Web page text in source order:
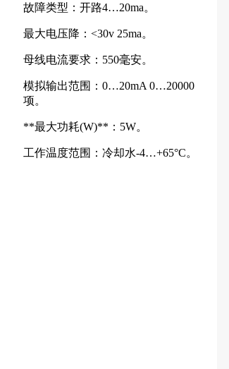
故障类型：开路4…20ma。
最大电压降：<30v 25ma。
母线电流要求：550毫安。
模拟输出范围：0…20mA 0…20000
项。
**最大功耗(W)**：5W。
工作温度范围：冷却水-4…+65°C。